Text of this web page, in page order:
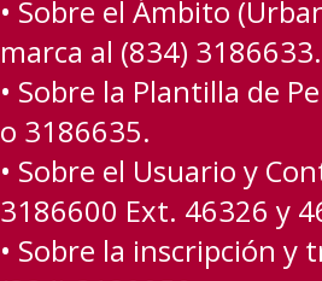
• Sobre el Ámbito
marca al (834) 3186633.
• Sobre la Plantilla de
o 3186635.
• Sobre el Usuario y
3186600 Ext. 46326 y
• Sobre la inscripción y